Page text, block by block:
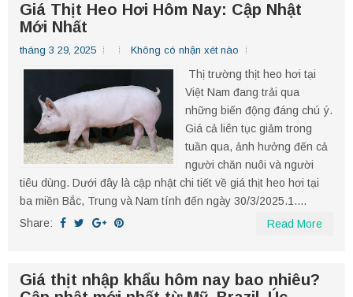
Giá Thịt Heo Hơi Hôm Nay: Cập Nhật
Mới Nhất
tháng 3 29, 2025 Không có nhận xét nào
Thị trường thịt heo hơi tại
Việt Nam đang trải qua
những biến động đáng chú ý.
Giá cả liên tục giảm trong
tuần qua, ảnh hưởng đến cả
người chăn nuôi và người
tiêu dùng. Dưới đây là cập nhật chi tiết về giá thịt heo hơi tại
ba miền Bắc, Trung và Nam tính đến ngày 30/3/2025.​ 1....
Share:
Read More
Giá thịt nhập khẩu hôm nay bao nhiêu?